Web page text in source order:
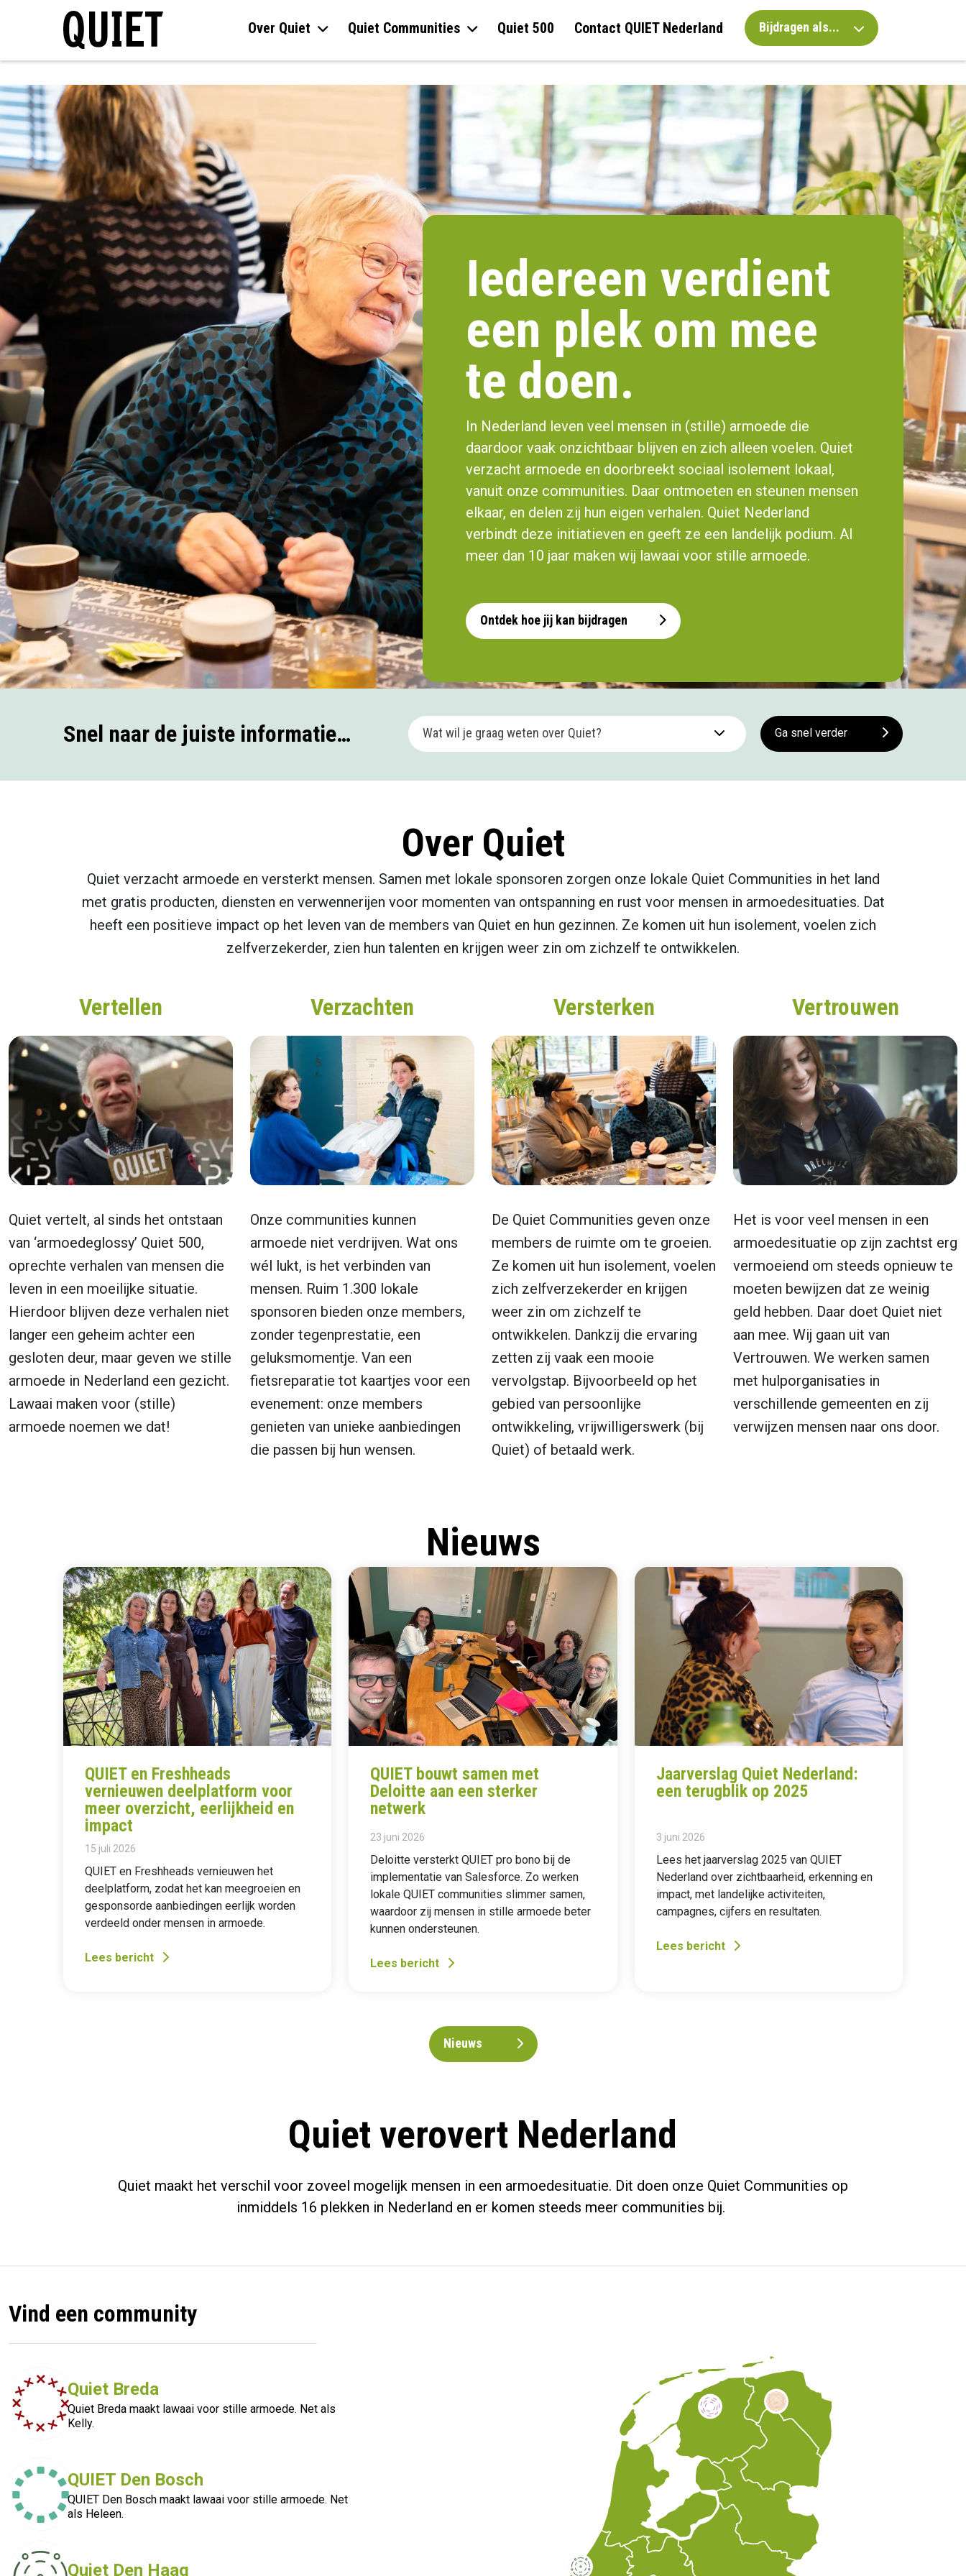
Over Quiet Quiet Communities Quiet 500 Contact QUIET Nederland Bijdragen als...
Iedereen verdient
een plek om mee
te doen.
In Nederland leven veel mensen in (stille) armoede die
daardoor vaak onzichtbaar blijven en zich alleen voelen. Quiet
verzacht armoede en doorbreekt sociaal isolement lokaal,
vanuit onze communities. Daar ontmoeten en steunen mensen
elkaar, en delen zij hun eigen verhalen. Quiet Nederland
verbindt deze initiatieven en geeft ze een landelijk podium. Al
meer dan 10 jaar maken wij lawaai voor stille armoede.
Ontdek hoe jij kan bijdragen
Snel naar de juiste informatie… Wat wil je graag weten over Quiet? Ga snel verder
Over Quiet
Quiet verzacht armoede en versterkt mensen. Samen met lokale sponsoren zorgen onze lokale Quiet Communities in het land
met gratis producten, diensten en verwennerijen voor momenten van ontspanning en rust voor mensen in armoedesituaties. Dat
heeft een positieve impact op het leven van de members van Quiet en hun gezinnen. Ze komen uit hun isolement, voelen zich
zelfverzekerder, zien hun talenten en krijgen weer zin om zichzelf te ontwikkelen.
Vertellen
Quiet vertelt, al sinds het ontstaan
van ‘armoedeglossy’ Quiet 500,
oprechte verhalen van mensen die
leven in een moeilijke situatie.
Hierdoor blijven deze verhalen niet
langer een geheim achter een
gesloten deur, maar geven we stille
armoede in Nederland een gezicht.
Lawaai maken voor (stille)
armoede noemen we dat!
Verzachten
Onze communities kunnen
armoede niet verdrijven. Wat ons
wél lukt, is het verbinden van
mensen. Ruim 1.300 lokale
sponsoren bieden onze members,
zonder tegenprestatie, een
geluksmomentje. Van een
fietsreparatie tot kaartjes voor een
evenement: onze members
genieten van unieke aanbiedingen
die passen bij hun wensen.
Versterken
De Quiet Communities geven onze
members de ruimte om te groeien.
Ze komen uit hun isolement, voelen
zich zelfverzekerder en krijgen
weer zin om zichzelf te
ontwikkelen. Dankzij die ervaring
zetten zij vaak een mooie
vervolgstap. Bijvoorbeeld op het
gebied van persoonlijke
ontwikkeling, vrijwilligerswerk (bij
Quiet) of betaald werk.
Vertrouwen
Het is voor veel mensen in een
armoedesituatie op zijn zachtst erg
vermoeiend om steeds opnieuw te
moeten bewijzen dat ze weinig
geld hebben. Daar doet Quiet niet
aan mee. Wij gaan uit van
Vertrouwen. We werken samen
met hulporganisaties in
verschillende gemeenten en zij
verwijzen mensen naar ons door.
Nieuws
QUIET en Freshheads
vernieuwen deelplatform voor
meer overzicht, eerlijkheid en
impact
15 juli 2026
QUIET en Freshheads vernieuwen het
deelplatform, zodat het kan meegroeien en
gesponsorde aanbiedingen eerlijk worden
verdeeld onder mensen in armoede.
Lees bericht
QUIET bouwt samen met
Deloitte aan een sterker
netwerk
23 juni 2026
Deloitte versterkt QUIET pro bono bij de
implementatie van Salesforce. Zo werken
lokale QUIET communities slimmer samen,
waardoor zij mensen in stille armoede beter
kunnen ondersteunen.
Lees bericht
Jaarverslag Quiet Nederland:
een terugblik op 2025
3 juni 2026
Lees het jaarverslag 2025 van QUIET
Nederland over zichtbaarheid, erkenning en
impact, met landelijke activiteiten,
campagnes, cijfers en resultaten.
Lees bericht
Nieuws
Quiet verovert Nederland
Quiet maakt het verschil voor zoveel mogelijk mensen in een armoedesituatie. Dit doen onze Quiet Communities op
inmiddels 16 plekken in Nederland en er komen steeds meer communities bij.
Vind een community
Quiet Breda
Quiet Breda maakt lawaai voor stille armoede. Net als
Kelly.
QUIET Den Bosch
QUIET Den Bosch maakt lawaai voor stille armoede. Net
als Heleen.
Quiet Den Haag